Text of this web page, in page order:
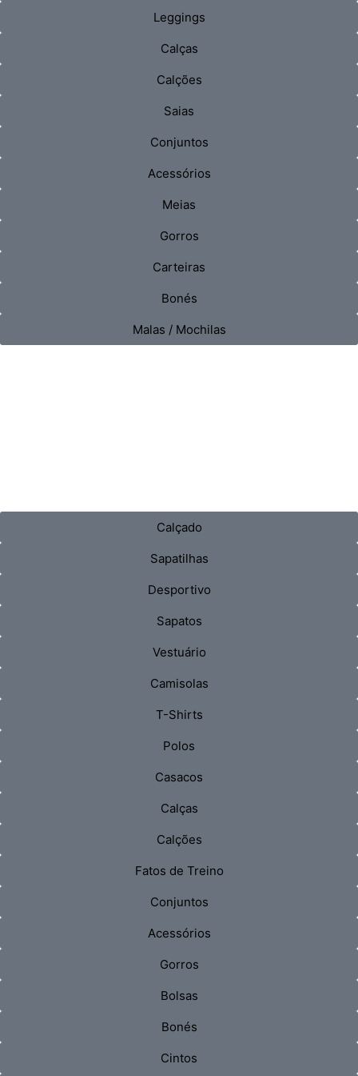
Leggings
Calças
Calções
Saias
Conjuntos
Acessórios
Meias
Gorros
Carteiras
Bonés
Malas / Mochilas
Calçado
Sapatilhas
Desportivo
Sapatos
Vestuário
Camisolas
T-Shirts
Polos
Casacos
Calças
Calções
Fatos de Treino
Conjuntos
Acessórios
Gorros
Bolsas
Bonés
Cintos